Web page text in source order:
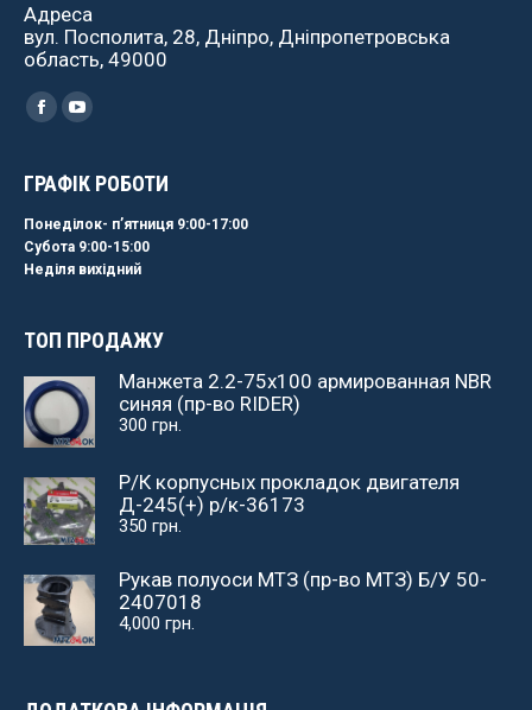
Адреса
вул. Посполита, 28, Дніпро, Дніпропетровська
область, 49000
Найдите нас:
Facebook
YouTube
ГРАФІК РОБОТИ
Понеділок- пʼятниця 9:00-17:00
Субота 9:00-15:00
Неділя вихідний
ТОП ПРОДАЖУ
Манжета 2.2-75х100 армированная NBR
синяя (пр-во RIDER)
300 грн.
Р/К корпусных прокладок двигателя
Д-245(+) р/к-36173
350 грн.
Рукав полуоси МТЗ (пр-во МТЗ) Б/У 50-
2407018
4,000 грн.